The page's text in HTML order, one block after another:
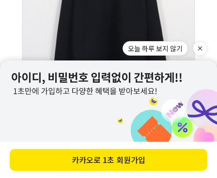
오늘 하루 보지 않기
카카오로 1초 회원가입